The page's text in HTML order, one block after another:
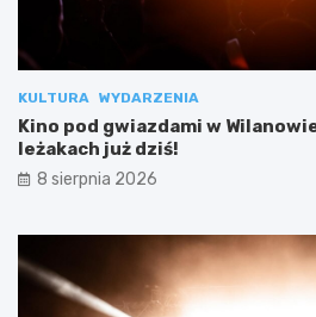
KULTURA WYDARZENIA
Kino pod gwiazdami w
leżakach już dziś!
8 sierpnia 2026